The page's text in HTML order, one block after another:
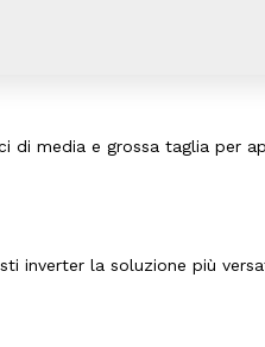
di media e grossa taglia per
inverter la soluzione più